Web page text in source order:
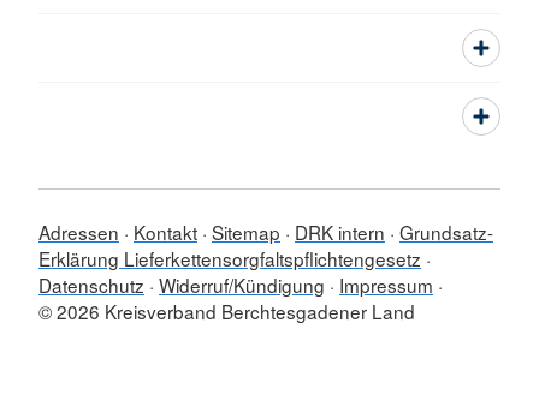
Adressen Kontakt Sitemap DRK intern Grundsatz-
Erklärung Lieferkettensorgfaltspflichtengesetz
Datenschutz Widerruf/Kündigung
Impressum
© 2026 Kreisverband Berchtesgadener Land